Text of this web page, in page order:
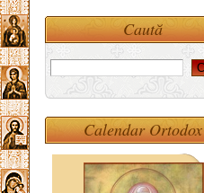
Caută
Calendar Ortodox